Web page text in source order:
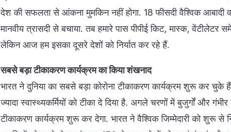
देश की सफलता से आंकना मुमकिन नहीं होगा. 18 फीसदी वैश्विक आबादी
मानवीय त्रासदी से बचाया. तब हमारे पास पीपीई किट, मास्क, वेंटीलेटर
लेकिन आज हम इसका दूसरे देशों को निर्यात कर रहे हैं.
सबसे बड़ा टीकाकरण कार्यक्रम का किया शंखनाद
भारत ने दुनिया का सबसे बड़ा कोरोना टीकाकरण कार्यक्रम शुरू कर
ज्यादा स्वास्थ्यकर्मियों को टीका दे दिया है. अगले चरणों में बुजुर्गों और
टीकाकरण कार्यक्रम शुरू कर देगा. भारत ने वैश्विक जिम्मेदारी को शुरू से